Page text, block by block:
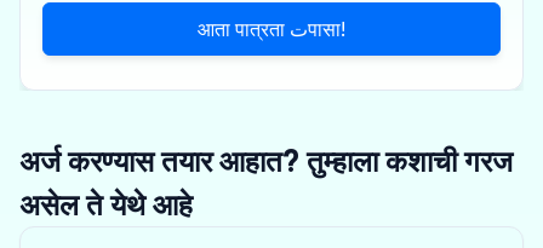
आता पात्रता تपासा!
अर्ज करण्यास तयार आहात? तुम्हाला कशाची गरज
असेल ते येथे आहे